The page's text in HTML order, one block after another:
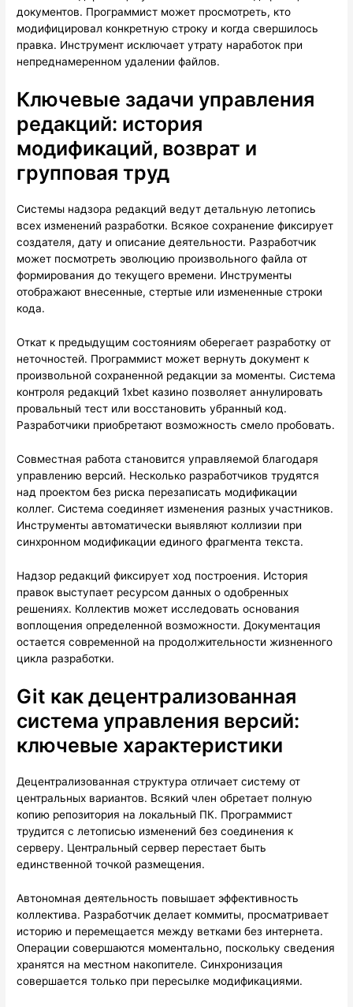
документов. Программист может просмотреть, кто
модифицировал конкретную строку и когда свершилось
правка. Инструмент исключает утрату наработок при
непреднамеренном удалении файлов.
Ключевые задачи управления
редакций: история
модификаций, возврат и
групповая труд
Системы надзора редакций ведут детальную летопись
всех изменений разработки. Всякое сохранение фиксирует
создателя, дату и описание деятельности. Разработчик
может посмотреть эволюцию произвольного файла от
формирования до текущего времени. Инструменты
отображают внесенные, стертые или измененные строки
кода.
Откат к предыдущим состояниям оберегает разработку от
неточностей. Программист может вернуть документ к
произвольной сохраненной редакции за моменты. Система
контроля редакций 1xbet казино позволяет аннулировать
провальный тест или восстановить убранный код.
Разработчики приобретают возможность смело пробовать.
Совместная работа становится управляемой благодаря
управлению версий. Несколько разработчиков трудятся
над проектом без риска перезаписать модификации
коллег. Система соединяет изменения разных участников.
Инструменты автоматически выявляют коллизии при
синхронном модификации единого фрагмента текста.
Надзор редакций фиксирует ход построения. История
правок выступает ресурсом данных о одобренных
решениях. Коллектив может исследовать основания
воплощения определенной возможности. Документация
остается современной на продолжительности жизненного
цикла разработки.
Git как децентрализованная
система управления версий:
ключевые характеристики
Децентрализованная структура отличает систему от
центральных вариантов. Всякий член обретает полную
копию репозитория на локальный ПК. Программист
трудится с летописью изменений без соединения к
серверу. Центральный сервер перестает быть
единственной точкой размещения.
Автономная деятельность повышает эффективность
коллектива. Разработчик делает коммиты, просматривает
историю и перемещается между ветками без интернета.
Операции совершаются моментально, поскольку сведения
хранятся на местном накопителе. Синхронизация
совершается только при пересылке модификациями.